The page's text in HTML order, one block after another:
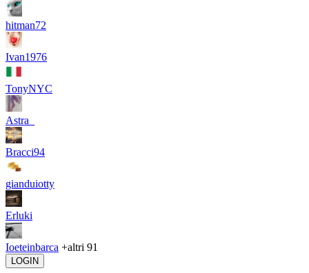
hitman72
Ivan1976
TonyNYC
Astra_
Bracci94
gianduiotty
Erluki
Ioeteinbarca +altri 91
LOGIN